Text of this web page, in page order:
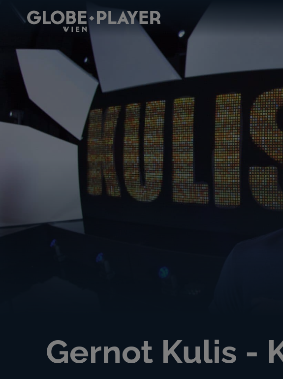
Gernot Kulis -